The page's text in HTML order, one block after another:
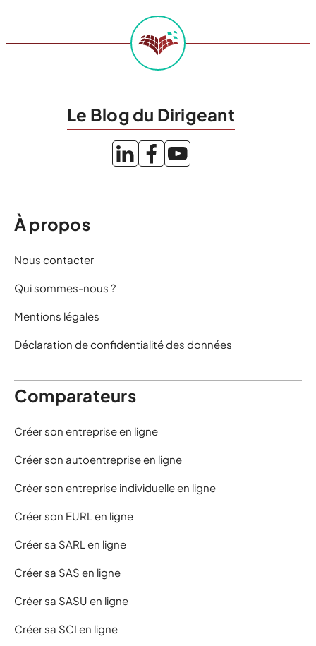
Le Blog du Dirigeant
À propos
Nous contacter
Qui sommes-nous ?
Mentions légales
Déclaration de confidentialité des données
Comparateurs
Créer son entreprise en ligne
Créer son autoentreprise en ligne
Créer son entreprise individuelle en ligne
Créer son EURL en ligne
Créer sa SARL en ligne
Créer sa SAS en ligne
Créer sa SASU en ligne
Créer sa SCI en ligne